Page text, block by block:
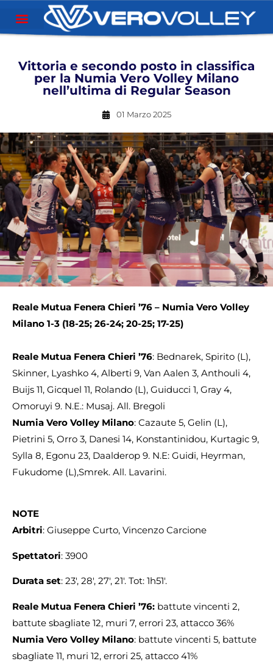
Vittoria e secondo posto in classifica
per la Numia Vero Volley Milano
nell’ultima di Regular Season
01 Marzo 2025
Reale Mutua Fenera Chieri ’76 – Numia Vero Volley
Milano 1-3 (18-25; 26-24; 20-25; 17-25)
Reale Mutua Fenera Chieri ’76: Bednarek, Spirito (L),
Skinner, Lyashko 4, Alberti 9, Van Aalen 3, Anthouli 4,
Buijs 11, Gicquel 11, Rolando (L), Guiducci 1, Gray 4,
Omoruyi 9. N.E.: Musaj. All. Bregoli
Numia Vero Volley Milano: Cazaute 5, Gelin (L),
Pietrini 5, Orro 3, Danesi 14, Konstantinidou, Kurtagic 9,
Sylla 8, Egonu 23, Daalderop 9. N.E: Guidi, Heyrman,
Fukudome (L),Smrek. All. Lavarini.
NOTE
Arbitri: Giuseppe Curto, Vincenzo Carcione
Spettatori: 3900
Durata set: 23′, 28′, 27′, 21′. Tot: 1h51′.
Reale Mutua Fenera Chieri ’76: battute vincenti 2,
battute sbagliate 12, muri 7, errori 23, attacco 36%
Numia Vero Volley Milano: battute vincenti 5, battute
sbagliate 11, muri 12, errori 25, attacco 41%